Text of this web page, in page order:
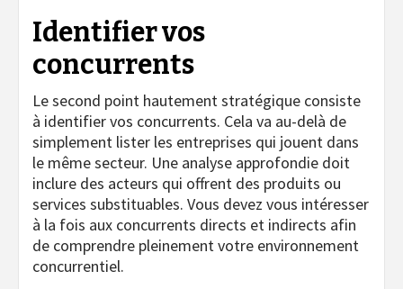
Identifier vos
concurrents
Le second point hautement stratégique consiste
à identifier vos concurrents. Cela va au-delà de
simplement lister les entreprises qui jouent dans
le même secteur. Une analyse approfondie doit
inclure des acteurs qui offrent des produits ou
services substituables. Vous devez vous intéresser
à la fois aux concurrents directs et indirects afin
de comprendre pleinement votre environnement
concurrentiel.